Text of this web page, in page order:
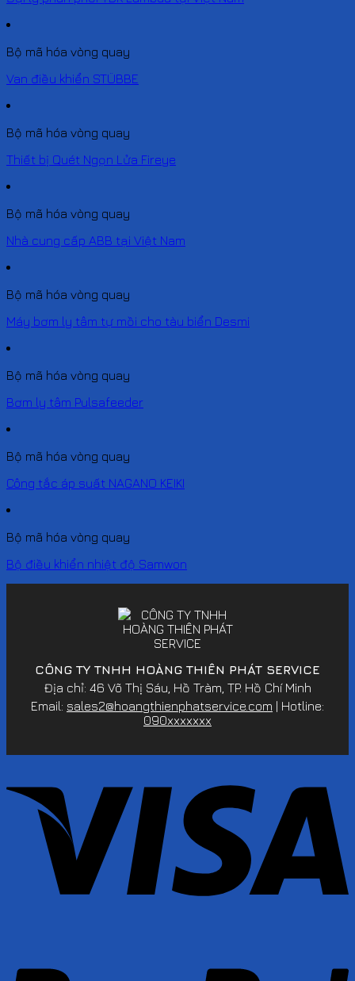
Bộ mã hóa vòng quay
Van điều khiển STÜBBE
Bộ mã hóa vòng quay
Thiết bị Quét Ngọn Lửa Fireye
Bộ mã hóa vòng quay
Nhà cung cấp ABB tại Việt Nam
Bộ mã hóa vòng quay
Máy bơm ly tâm tự mồi cho tàu biển Desmi
Bộ mã hóa vòng quay
Bơm ly tâm Pulsafeeder
Bộ mã hóa vòng quay
Công tắc áp suất NAGANO KEIKI
Bộ mã hóa vòng quay
Bộ điều khiển nhiệt độ Samwon
CÔNG TY TNHH HOÀNG THIÊN PHÁT SERVICE
Địa chỉ: 46 Võ Thị Sáu, Hồ Tràm, TP. Hồ Chí Minh
Email: sales2@hoangthienphatservice.com | Hotline:
090xxxxxxx